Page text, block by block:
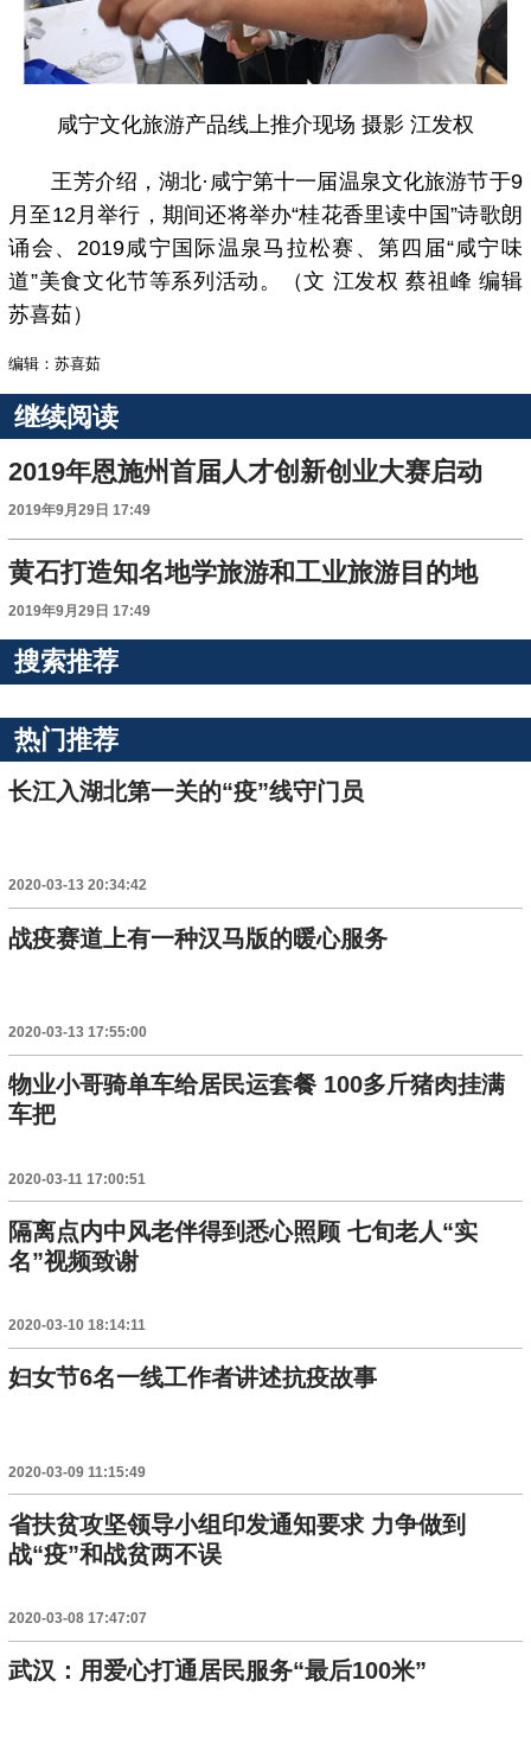
咸宁文化旅游产品线上推介现场 摄影 江发权
王芳介绍，湖北·咸宁第十一届温泉文化旅游节于9
月至12月举行，期间还将举办“桂花香里读中国”诗歌朗
诵会、2019咸宁国际温泉马拉松赛、第四届“咸宁味
道”美食文化节等系列活动。（文 江发权 蔡祖峰 编辑
苏喜茹）
编辑：苏喜茹
继续阅读
2019年恩施州首届人才创新创业大赛启动
2019年9月29日 17:49
黄石打造知名地学旅游和工业旅游目的地
2019年9月29日 17:49
搜索推荐
热门推荐
长江入湖北第一关的“疫”线守门员
2020-03-13 20:34:42
战疫赛道上有一种汉马版的暖心服务
2020-03-13 17:55:00
物业小哥骑单车给居民运套餐 100多斤猪肉挂满
车把
2020-03-11 17:00:51
隔离点内中风老伴得到悉心照顾 七旬老人“实
名”视频致谢
2020-03-10 18:14:11
妇女节6名一线工作者讲述抗疫故事
2020-03-09 11:15:49
省扶贫攻坚领导小组印发通知要求 力争做到
战“疫”和战贫两不误
2020-03-08 17:47:07
武汉：用爱心打通居民服务“最后100米”